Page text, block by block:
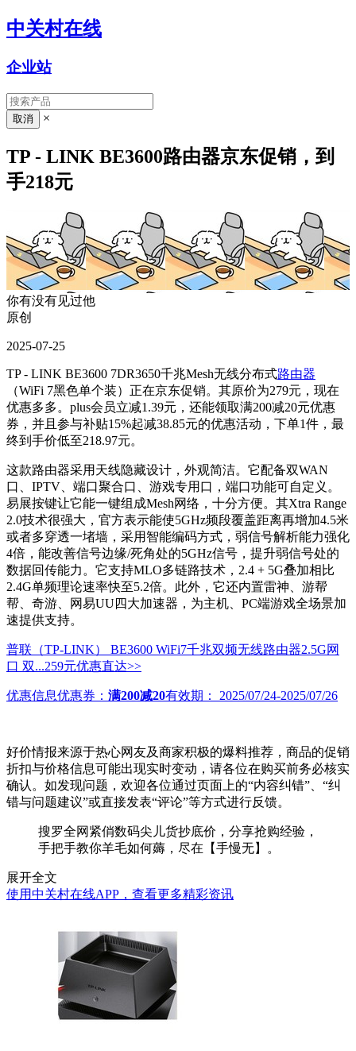
中关村在线
企业站
×
TP - LINK BE3600路由器京东促销，到
手218元
你有没有见过他
原创
2025-07-25
TP - LINK BE3600 7DR3650千兆Mesh无线分布式路由器
（WiFi 7黑色单个装）正在京东促销。其原价为279元，现在
优惠多多。plus会员立减1.39元，还能领取满200减20元优惠
券，并且参与补贴15%起减38.85元的优惠活动，下单1件，最
终到手价低至218.97元。
这款路由器采用天线隐藏设计，外观简洁。它配备双WAN
口、IPTV、端口聚合口、游戏专用口，端口功能可自定义。
易展按键让它能一键组成Mesh网络，十分方便。其Xtra Range
2.0技术很强大，官方表示能使5GHz频段覆盖距离再增加4.5米
或者多穿透一堵墙，采用智能编码方式，弱信号解析能力强化
4倍，能改善信号边缘/死角处的5GHz信号，提升弱信号处的
数据回传能力。它支持MLO多链路技术，2.4 + 5G叠加相比
2.4G单频理论速率快至5.2倍。此外，它还内置雷神、游帮
帮、奇游、网易UU四大加速器，为主机、PC端游戏全场景加
速提供支持。
普联（TP-LINK） BE3600 WiFi7千兆双频无线路由器2.5G网
口 双...259元优惠直达>>
优惠信息优惠券： 满200减20有效期： 2025/07/24-2025/07/26
好价情报来源于热心网友及商家积极的爆料推荐，商品的促销
折扣与价格信息可能出现实时变动，请各位在购买前务必核实
确认。如发现问题，欢迎各位通过页面上的“内容纠错”、“纠
错与问题建议”或直接发表“评论”等方式进行反馈。
搜罗全网紧俏数码尖儿货抄底价，分享抢购经验，
手把手教你羊毛如何薅，尽在【手慢无】。
展开全文
使用中关村在线APP，查看更多精彩资讯